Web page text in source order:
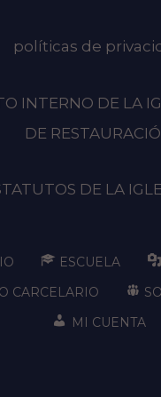
políticas de
INTERNO DE LA
DE
DE LA
ESCUELA
CARCELARIO
MI CUENTA